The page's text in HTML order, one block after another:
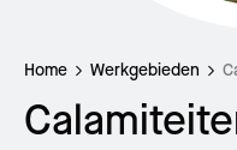
Home Werkgebieden